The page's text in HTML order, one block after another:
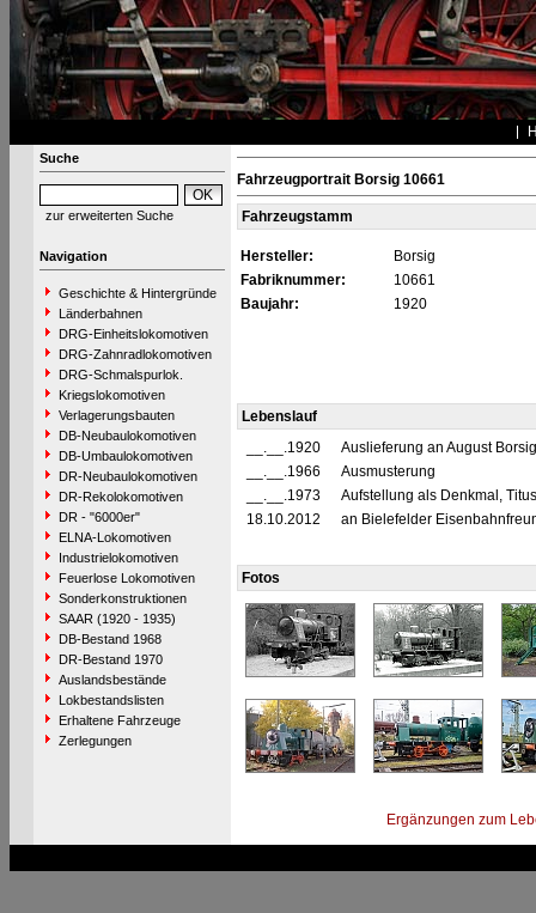
Suche
zur erweiterten Suche
Navigation
Geschichte & Hintergründe
Länderbahnen
DRG-Einheitslokomotiven
DRG-Zahnradlokomotiven
DRG-Schmalspurlok.
Kriegslokomotiven
Verlagerungsbauten
DB-Neubaulokomotiven
DB-Umbaulokomotiven
DR-Neubaulokomotiven
DR-Rekolokomotiven
DR - "6000er"
ELNA-Lokomotiven
Industrielokomotiven
Feuerlose Lokomotiven
Sonderkonstruktionen
SAAR (1920 - 1935)
DB-Bestand 1968
DR-Bestand 1970
Auslandsbestände
Lokbestandslisten
Erhaltene Fahrzeuge
Zerlegungen
Fahrzeugportrait Borsig 10661
Fahrzeugstamm
Hersteller:
Borsig
Fabriknummer:
10661
Baujahr:
1920
Lebenslauf
__.__.1920
Auslieferung an August
__.__.1966
Ausmusterung
__.__.1973
Aufstellung als Denkmal,
18.10.2012
an Bielefelder
Fotos
Ergänzungen zum